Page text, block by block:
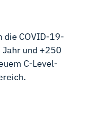
die COVID-19-
und +250
C-Level-